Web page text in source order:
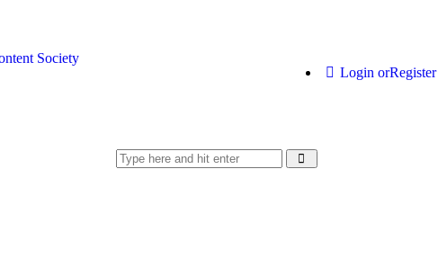
Login orRegister